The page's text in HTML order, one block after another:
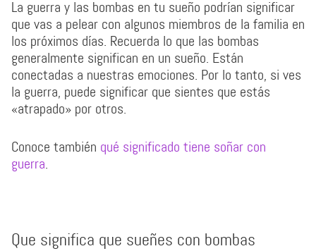
La guerra y las bombas en tu sueño podrían significar
que vas a pelear con algunos miembros de la familia en
los próximos días. Recuerda lo que las bombas
generalmente significan en un sueño. Están
conectadas a nuestras emociones. Por lo tanto, si ves
la guerra, puede significar que sientes que estás
«atrapado» por otros.
Conoce también qué significado tiene soñar con
guerra.
Que significa que sueñes con bombas